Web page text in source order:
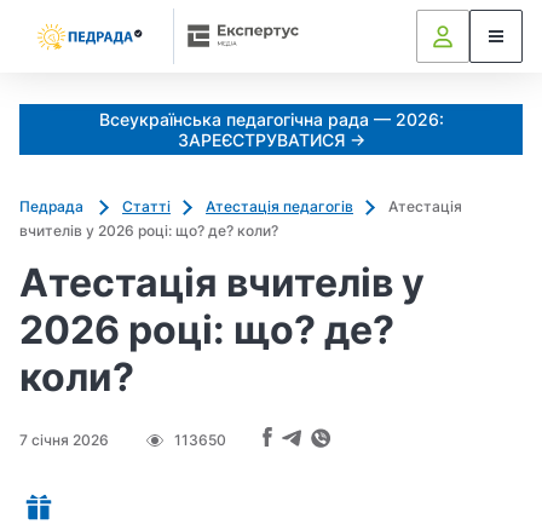
Всеукраїнська педагогічна рада — 2026:
ЗАРЕЄСТРУВАТИСЯ →
Педрада Статті Атестація педагогів
Атестація
вчителів у 2026 році: що? де? коли?
Атестація вчителів у
2026 році: що? де?
коли?
7 січня 2026 113650